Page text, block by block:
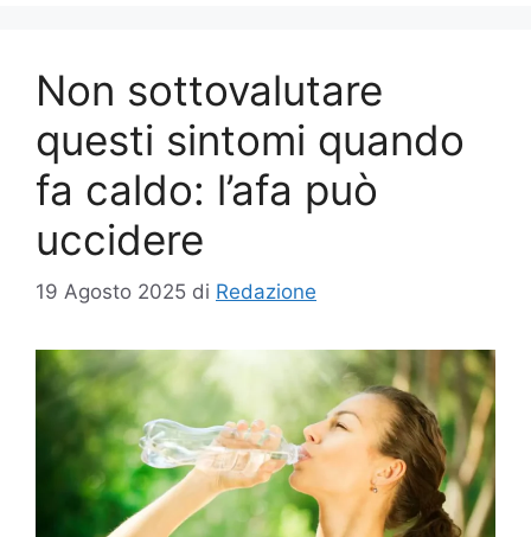
Non sottovalutare
questi sintomi quando
fa caldo: l’afa può
uccidere
19 Agosto 2025 di Redazione